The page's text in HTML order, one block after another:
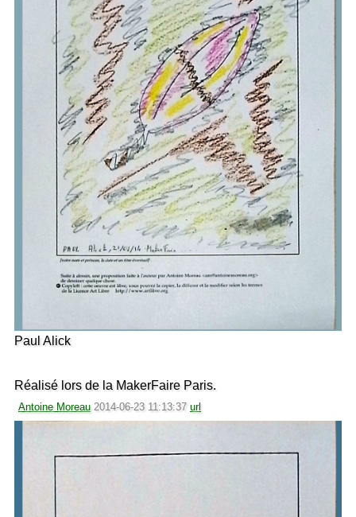
Paul Alick
Réalisé lors de la MakerFaire Paris.
Antoine Moreau 2014-06-23 11:13:37 url